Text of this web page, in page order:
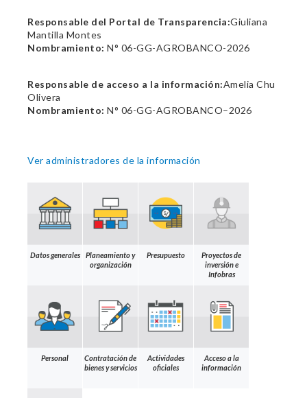
Responsable del Portal de Transparencia:Giuliana
Mantilla Montes
Nombramiento: N° 06-GG-AGROBANCO-2026
Responsable de acceso a la información:Amelia Chu
Olivera
Nombramiento: N° 06-GG-AGROBANCO–2026
Ver administradores de la información
Datos generales
Planeamiento y
organización
Presupuesto
Proyectos de
inversión e
Infobras
Personal
Contratación de
bienes y servicios
Actividades
oficiales
Acceso a la
información